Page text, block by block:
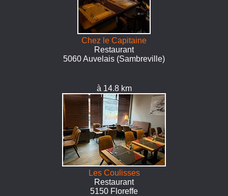
Chez le Capitaine
Restaurant
5060 Auvelais (Sambreville)
à 14.8 km
Les Coulisses
Restaurant
5150 Floreffe